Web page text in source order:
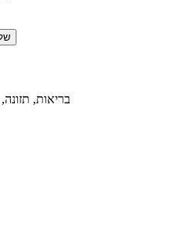
בריאות,